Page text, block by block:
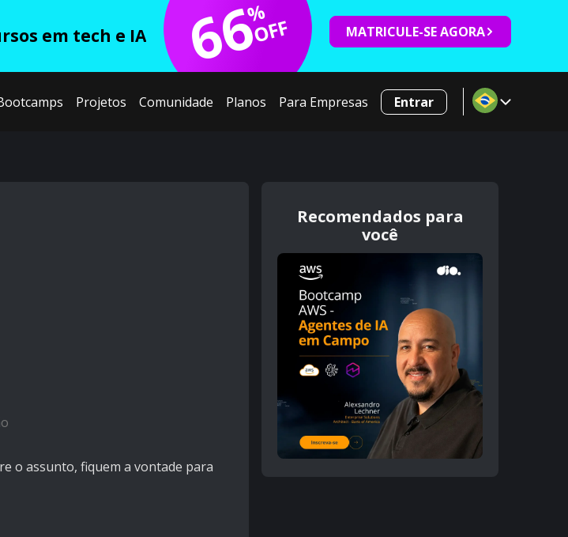
em tech e IA 66
%
OFF MATRICULE-SE AGORA
Projetos Comunidade Planos Para Empresas Entrar
o assunto, fiquem a vontade para
Recomendados para
você